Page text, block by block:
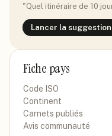
"Quel itinéraire de 10
Lancer la suggestion
Fiche pays
Code ISO
Continent
Carnets publiés
Avis communauté